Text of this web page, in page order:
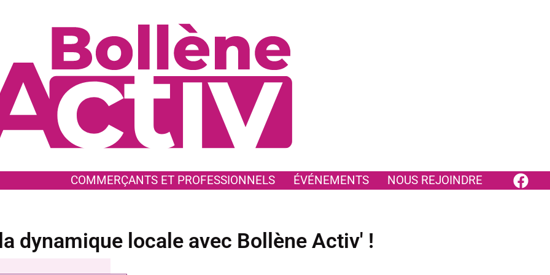
COMMERÇANTS ET PROFESSIONNELS ÉVÉNEMENTS NOUS REJOINDRE
dynamique locale avec Bollène Activ' !